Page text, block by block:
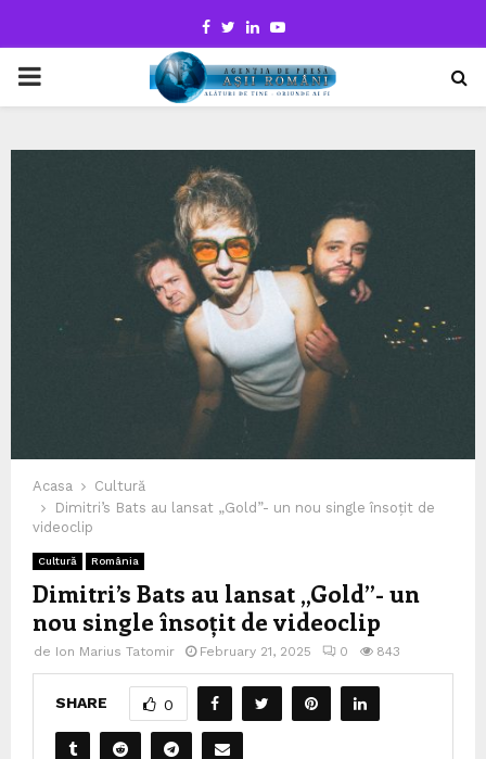
Facebook
TwitterLinkedinYoutube
PRIMARY
Acasa
Cultură
Dimitri’s Bats au lansat „Gold”- un nou single însoțit de
videoclip
Cultură România
Dimitri’s Bats au lansat „Gold”- un
nou single însoțit de videoclip
de Ion Marius Tatomir February 21, 2025 0 843
SHARE 0